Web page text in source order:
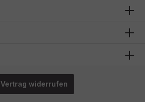
Vertrag widerrufen